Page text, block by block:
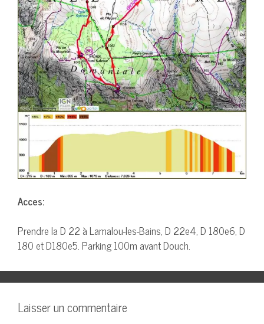
Acces:
Prendre la D 22 à Lamalou-les-Bains, D 22e4, D 180e6, D
180 et D180e5. Parking 100m avant Douch.
Laisser un commentaire